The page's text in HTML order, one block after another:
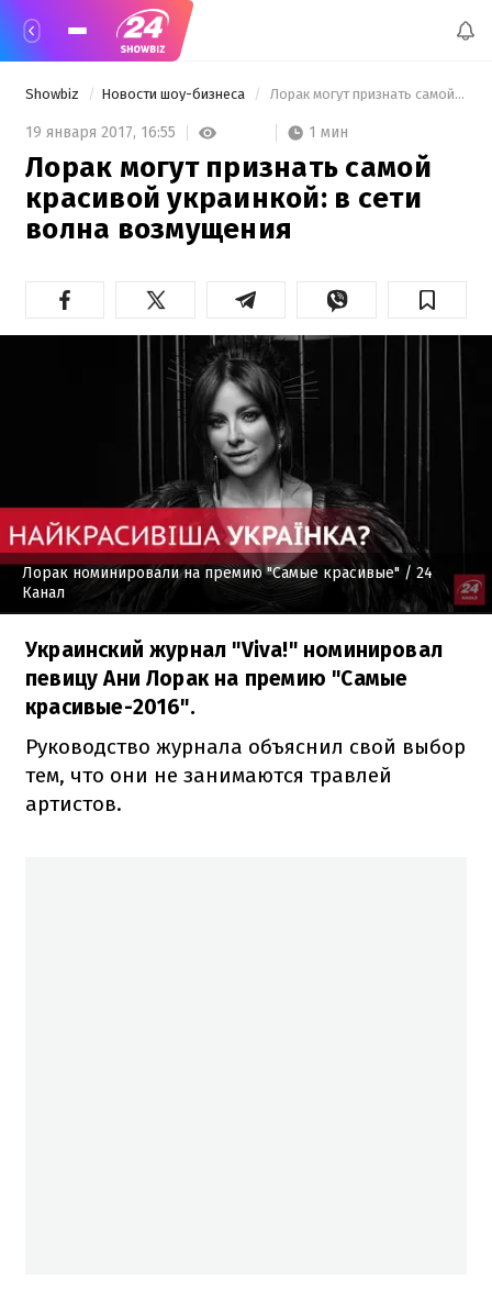
Showbiz Новости шоу-бизнеса Лорак могут признать самой красивой украинкой: в сети волна возмущения
19 января 2017, 16:55 1 мин
Лорак могут признать самой
красивой украинкой: в сети
волна возмущения
Лорак номинировали на премию "Самые красивые" / 24
Канал
Украинский журнал "Viva!" номинировал
певицу Ани Лорак на премию "Самые
красивые-2016".
Руководство журнала объяснил свой выбор
тем, что они не занимаются травлей
артистов.